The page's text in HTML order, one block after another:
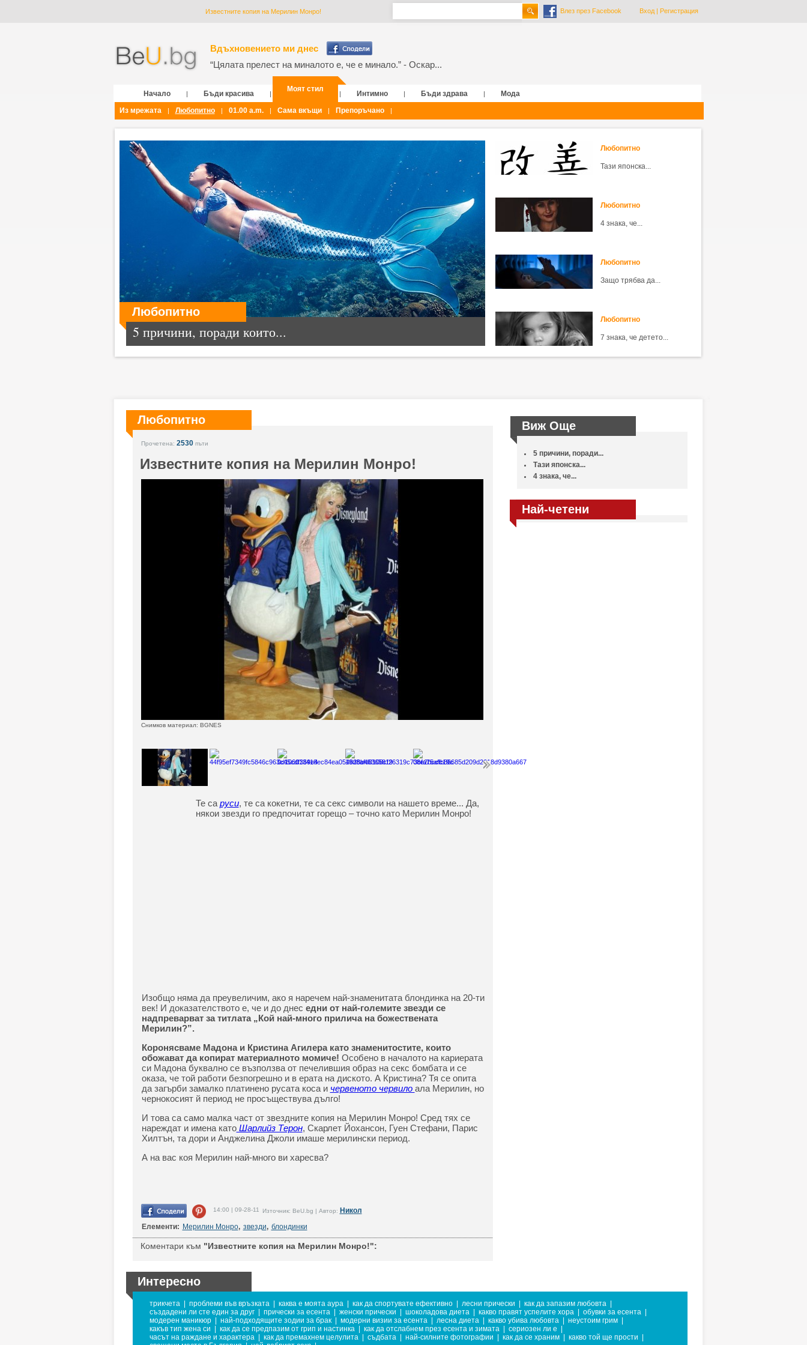
Известните копия на Мерилин Монро! Влез през Facebook Вход| Регистрация
Вдъхновението ми днес
“Цялата прелест на миналото е, че е минало.” - Оскар...
Начало | Бъди красива |
Моят стил
| Интимно | Бъди здрава |
Мода
Из мрежата
| Любопитно | 01.00 a.m. | Сама вкъщи | Препоръчано |
Любопитно
5 причини, поради които...
Любопитно
Тази японска...
Любопитно
4 знака, че...
Любопитно
Защо трябва да...
Любопитно
7 знака, че детето...
Любопитно
Прочетена: 2530пъти
Известните копия на Мерилин Монро!
Снимков материал: BGNES
Те са руси, те са кокетни, те са секс символи на нашето време... Да,
някои звезди го предпочитат горещо – точно като Мерилин Монро!
Изобщо няма да преувеличим, ако я наречем най-знаменитата блондинка на 20-ти
век! И доказателството е, че и до днес едни от най-големите звезди се
надпреварват за титлата „Кой най-много прилича на божествената
Мерилин?”.
Коронясваме Мадона и Кристина Агилера като знаменитостите, които
обожават да копират материалното момиче! Особено в началото на кариерата
си Мадона буквално се възползва от печелившия образ на секс бомбата и се
оказа, че той работи безпогрешно и в ерата на диското. А Кристина? Тя се опита
да загърби замалко платинено русата коса и червеното червило ала Мерилин, но
чернокосият й период не просъществува дълго!
И това са само малка част от звездните копия на Мерилин Монро! Сред тях се
нареждат и имена катоШарлийз Терон, Скарлет Йохансон, Гуен Стефани, Парис
Хилтън, та дори и Анджелина Джоли имаше мерилински период.
А на вас коя Мерилин най-много ви харесва?
14:00 | 09-28-11 Източник: BeU.bg | Автор: Никол
Елементи: Мерилин Монро, звезди, блондинки
Коментари към "Известните копия на Мерилин Монро!":
Виж Още
5 причини, поради...
Тази японска...
4 знака, че...
Най-четени
Интересно
трикчета проблеми във връзката каква е моята аура как да спортувате ефективно лесни прически как да запазим любовта
създадени ли сте един за друг
прически за есента женски прически шоколадова диета какво правят успелите хора обувки за есента
модерен маникюр
най-подходящите зодии за брак модерни визии за есента лесна диета какво убива любовта неустоим грим
какъв тип жена си
как да се предпазим от грип и настинка как да отслабнем през есента и зимата сериозен ли е
часът на раждане и характера
как да премахнем целулита съдбата най-силните фотографии как да се храним какво той ще прости